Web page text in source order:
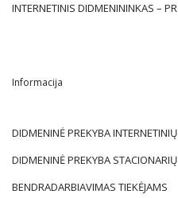
INTERNETINIS DIDMENININKAS –
Informacija
DIDMENINĖ PREKYBA
DIDMENINĖ PREKYBA
BENDRADARBIAVIMAS TIEKĖJAMS